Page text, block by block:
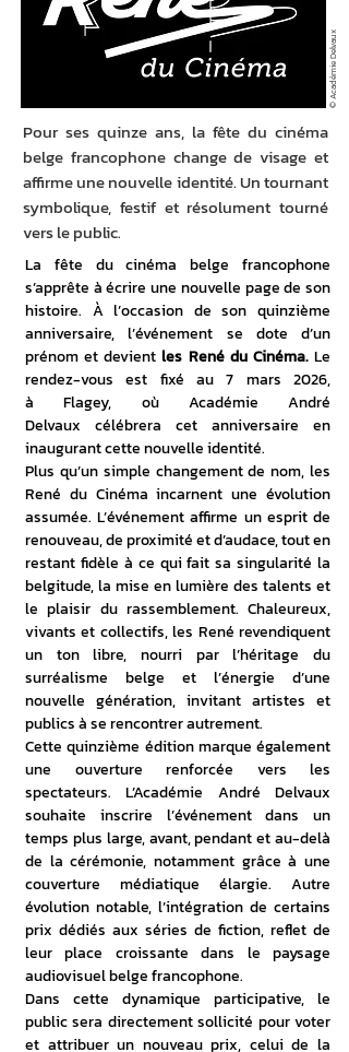
© Académie Delvaux
La fête du cinéma belge francophone
s’apprête à écrire une nouvelle page de son
histoire. À l’occasion de son quinzième
anniversaire, l’événement se dote d’un
prénom et devient les René du Cinéma. Le
rendez-vous est fixé au 7 mars 2026,
à Flagey, où Académie André
Delvaux célébrera cet anniversaire en
inaugurant cette nouvelle identité.
Plus qu’un simple changement de nom, les
René du Cinéma incarnent une évolution
assumée. L’événement affirme un esprit de
renouveau, de proximité et d’audace, tout en
restant fidèle à ce qui fait sa singularité la
belgitude, la mise en lumière des talents et
le plaisir du rassemblement. Chaleureux,
vivants et collectifs, les René revendiquent
un ton libre, nourri par l’héritage du
surréalisme belge et l’énergie d’une
nouvelle génération, invitant artistes et
publics à se rencontrer autrement.
Cette quinzième édition marque également
une ouverture renforcée vers les
spectateurs. L’Académie André Delvaux
souhaite inscrire l’événement dans un
temps plus large, avant, pendant et au-delà
de la cérémonie, notamment grâce à une
couverture médiatique élargie. Autre
évolution notable, l’intégration de certains
prix dédiés aux séries de fiction, reflet de
leur place croissante dans le paysage
audiovisuel belge francophone.
Dans cette dynamique participative, le
public sera directement sollicité pour voter
et attribuer un nouveau prix, celui de la
Pour ses quinze ans, la fête du cinéma
belge francophone change de visage et
affirme une nouvelle identité. Un tournant
symbolique, festif et résolument tourné
vers le public.